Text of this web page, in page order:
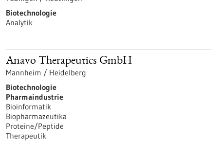
Biotechnologie
Analytik
Anavo Therapeutics GmbH
Mannheim / Heidelberg
Biotechnologie
Pharmaindustrie
Bioinformatik
Biopharmazeutika
Proteine/Peptide
Therapeutik